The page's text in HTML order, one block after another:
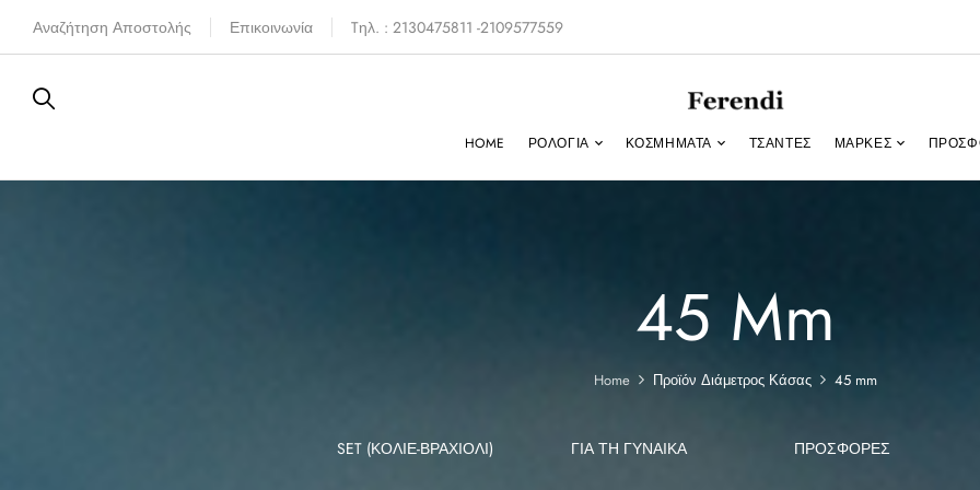
Αναζήτηση Αποστολής Επικοινωνία Tηλ. : 2130475811 -2109577559
HOME ΡΟΛΌΓΙΑ ΚΟΣΜΉΜΑΤΑ ΤΣΑΝΤΕΣ ΜΑΡΚΕΣ
45 Mm
Home Προϊόν Διάμετρος Κάσας 45 mm
SET (ΚΟΛΙΈ-ΒΡΑΧΙΌΛΙ) ΓΙΑ ΤΗ ΓΥΝΑΊΚΑ ΠΡΟΣΦΟΡΕΣ